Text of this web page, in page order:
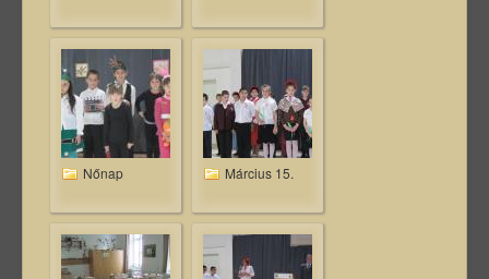
Nőnap Március 15.